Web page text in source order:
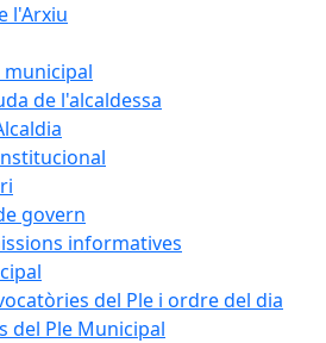
l'Arxiu
de l'alcaldessa
govern
informatives
del Ple i ordre del dia
del Ple Municipal